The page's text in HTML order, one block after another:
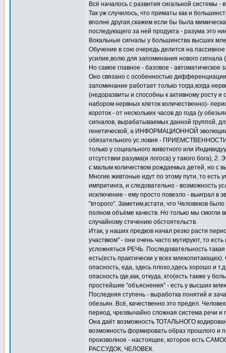
Всё началось с развития сигальной системы -
Так уж случилось, что приматы как и
вполне другая,скажем если бы была
последующего за ней продукта - разума это
Вокальные сигналы у большинства высших
Обучение в сою очередь делится на
усилие,волю для запоминания нового сигнала
Но самое главное - базовое - автоматическое
Оно связано с особенностью
запоминание работает только тогда,когда
(недоразвиты и способны к активному росту
набором нервных клеток количественно)-
короток - от нескольких часов до года (у
сигналов, вырабатываемых данной группой,
генетической, а ИНФОРМАЦИОННОЙ эволюции
обязательного ус ловия -
только у социального животного или
отсутствии разума(и логоса) у такого бога),
с малым количеством рождаемых детей, но с
Многие живтоные идут по этому пути, то
импритинга, и следовательно - возможность
исключение - ему просто повезло - выиграл в
"второго". Заметим,кстати, что Человеков
полном объёме качеств. Но только мы смогли
случайному стечению обстоятельств.
Итак, у наших предков начал резко расти
участвком" - они очень часто мутируют, то
усложняться РЕЧЬ. Последовательность
есть(есть практически у всех
опасность, еда, здесь плохо,здесь хорошо и
опасность где,как, откуда, кто(есть также у
простейшие "объяснения" - есть у высших
Последняя ступень - выработка понятий и
обезьян. Всё, качественно это предел.
период, чрезвычайно сложная система речи и
Она даёт возможность ТОТАЛЬНОГО
возможность формировать образ прошлого и
произволное - настоящее, которое есть
РАССУДОК, ЧЕЛОВЕК.